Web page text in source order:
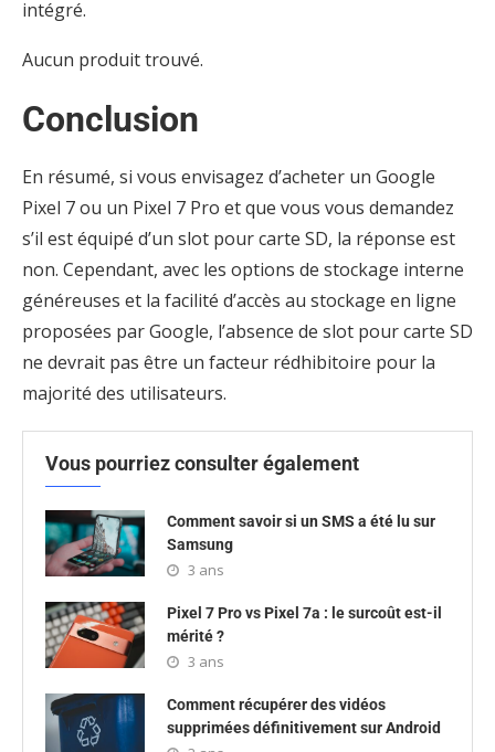
intégré.
Aucun produit trouvé.
Conclusion
En résumé, si vous envisagez d’acheter un Google
Pixel 7 ou un Pixel 7 Pro et que vous vous demandez
s’il est équipé d’un slot pour carte SD, la réponse est
non. Cependant, avec les options de stockage interne
généreuses et la facilité d’accès au stockage en ligne
proposées par Google, l’absence de slot pour carte SD
ne devrait pas être un facteur rédhibitoire pour la
majorité des utilisateurs.
Vous pourriez consulter également
Comment savoir si un SMS a été lu sur
Samsung
3 ans
Pixel 7 Pro vs Pixel 7a : le surcoût est-il
mérité ?
3 ans
Comment récupérer des vidéos
supprimées définitivement sur Android